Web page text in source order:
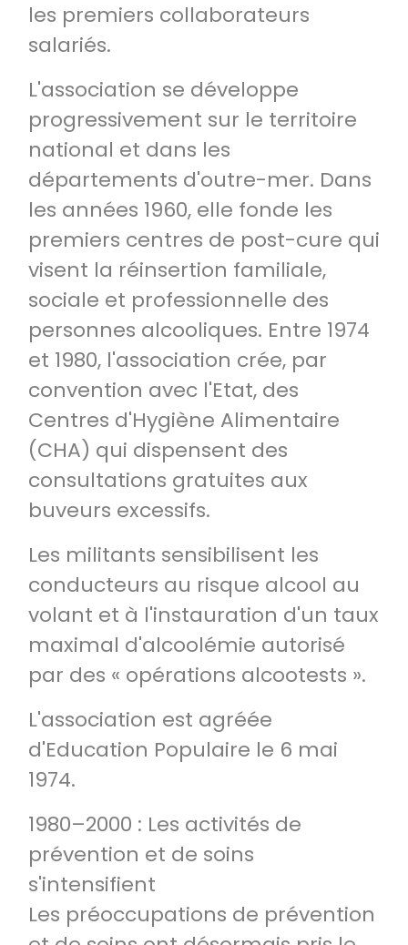
les premiers collaborateurs
salariés.
L'association se développe
progressivement sur le territoire
national et dans les
départements d'outre-mer. Dans
les années 1960, elle fonde les
premiers centres de post-cure qui
visent la réinsertion familiale,
sociale et professionnelle des
personnes alcooliques. Entre 1974
et 1980, l'association crée, par
convention avec l'Etat, des
Centres d'Hygiène Alimentaire
(CHA) qui dispensent des
consultations gratuites aux
buveurs excessifs.
Les militants sensibilisent les
conducteurs au risque alcool au
volant et à l'instauration d'un taux
maximal d'alcoolémie autorisé
par des « opérations alcootests ».
L'association est agréée
d'Education Populaire le 6 mai
1974.
1980–2000 : Les activités de
prévention et de soins
s'intensifient
Les préoccupations de prévention